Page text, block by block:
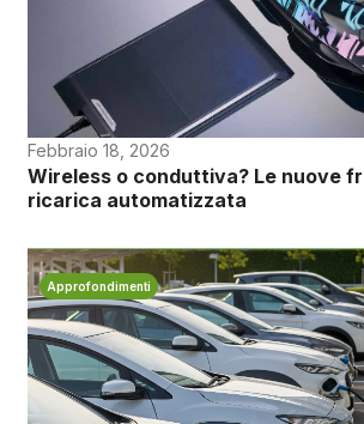
Febbraio 18, 2026
Wireless o conduttiva? Le nuove
ricarica automatizzata
Approfondimenti